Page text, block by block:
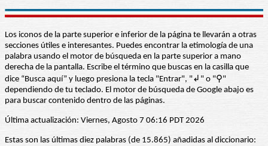
Los iconos de la parte superior e inferior de la página te llevarán a otras
secciones útiles e interesantes. Puedes encontrar la etimología de una
palabra usando el motor de búsqueda en la parte superior a mano
derecha de la pantalla. Escribe el término que buscas en la casilla que
dice “Busca aquí” y luego presiona la tecla "Entrar", "↲" o "⚲"
dependiendo de tu teclado. El motor de búsqueda de Google abajo es
para buscar contenido dentro de las páginas.
Última actualización: Viernes, Agosto 7 06:16 PDT 2026
Estas son las últimas diez palabras (de 15.865) añadidas al diccionario: